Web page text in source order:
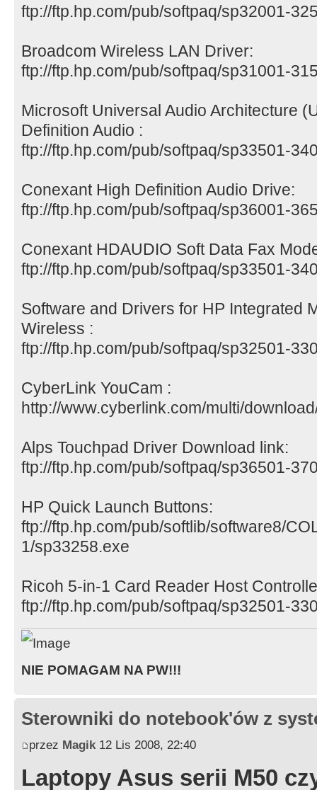
ftp://ftp.hp.com/pub/softpaq/sp32001-
Broadcom Wireless LAN Driver:
ftp://ftp.hp.com/pub/softpaq/sp31001-
Microsoft Universal Audio Architecture
Definition Audio :
ftp://ftp.hp.com/pub/softpaq/sp33501-
Conexant High Definition Audio Drive:
ftp://ftp.hp.com/pub/softpaq/sp36001-
Conexant HDAUDIO Soft Data Fax
ftp://ftp.hp.com/pub/softpaq/sp33501-
Software and Drivers for HP Integrated
Wireless :
ftp://ftp.hp.com/pub/softpaq/sp32501-
CyberLink YouCam :
http://www.cyberlink.com/multi/
Alps Touchpad Driver Download link:
ftp://ftp.hp.com/pub/softpaq/sp36501-
HP Quick Launch Buttons:
ftp://ftp.hp.com/pub/softlib/software8/
1/sp33258.exe
Ricoh 5-in-1 Card Reader Host
ftp://ftp.hp.com/pub/softpaq/sp32501-
NIE POMAGAM NA PW!!!
Sterowniki do notebook'ów z
przez Magik12 Lis 2008, 22:40
Laptopy Asus serii M50